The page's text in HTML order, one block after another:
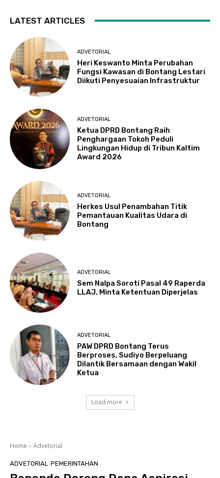
LATEST ARTICLES
ADVETORIAL
Heri Keswanto Minta Perubahan
Fungsi Kawasan di Bontang Lestari
Diikuti Penyesuaian Infrastruktur
ADVETORIAL
Ketua DPRD Bontang Raih
Penghargaan Tokoh Peduli
Lingkungan Hidup di Tribun Kaltim
Award 2026
ADVETORIAL
Herkes Usul Penambahan Titik
Pemantauan Kualitas Udara di
Bontang
ADVETORIAL
Sem Nalpa Soroti Pasal 49 Raperda
LLAJ, Minta Ketentuan Diperjelas
ADVETORIAL
PAW DPRD Bontang Terus
Berproses, Sudiyo Berpeluang
Dilantik Bersamaan dengan Wakil
Ketua
Load more